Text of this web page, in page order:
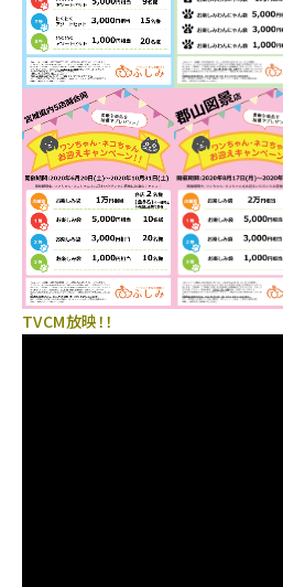
TVCM放映！！